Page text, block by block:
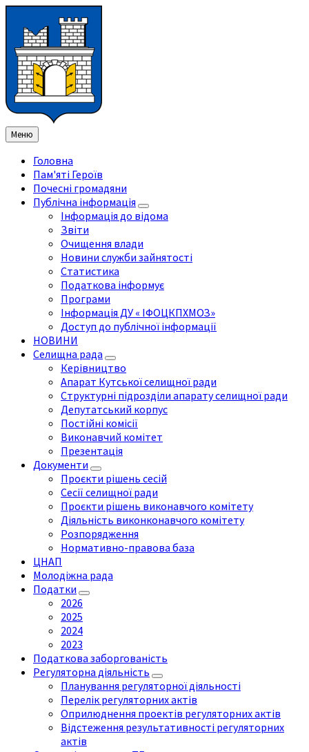
змісту
ліву
бічну
панель
праву
бічну
панель
нижнього
колонтитула
Меню
Головна
Пам'яті Героїв
Почесні громадяни
Публічна інформація
Інформація до відома
Звіти
Очищення влади
Новини служби зайнятості
Статистика
Податкова інформує
Програми
Інформація ДУ « ІФОЦКПХМОЗ»
Доступ до публічної інформації
НОВИНИ
Селищна рада
Керівництво
Апарат Кутської селищної ради
Структурні підрозділи апарату селищної ради
Депутатський корпус
Постійні комісії
Виконавчий комітет
Презентація
Документи
Проєкти рішень сесій
Сесії селищної ради
Проєкти рішень виконавчого комітету
Діяльність виконконавчого комітету
Розпорядження
Нормативно-правова база
ЦНАП
Молодіжна рада
Податки
2026
2025
2024
2023
Податкова заборгованість
Регуляторна діяльність
Планування регуляторної діяльності
Перелік регуляторних актів
Оприлюднення проектів регуляторних актів
Відстеження результативності регуляторних
актів